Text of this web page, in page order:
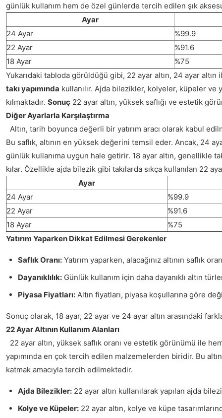
günlük kullanım hem de özel günlerde tercih edilen şık
Ayar
24 Ayar
%99.9
22 Ayar
%91.6
18 Ayar
%75
Yukarıdaki tabloda görüldüğü gibi, 22 ayar altın, 24 ayar altın
takı yapımında kullanılır. Ajda bilezikler, kolyeler, küpeler ve
kılmaktadır. Sonuç 22 ayar altın, yüksek saflığı ve estetik
Diğer Ayarlarla Karşılaştırma
Altın, tarih boyunca değerli bir yatırım aracı olarak kabul
Bu saflık, altının en yüksek değerini temsil eder. Ancak, 24
günlük kullanıma uygun hale getirir. 18 ayar altın, genellikle
kılar. Özellikle ajda bilezik gibi takılarda sıkça kullanılan 22
Ayar
24 Ayar
%99.9
22 Ayar
%91.6
18 Ayar
%75
Yatırım Yaparken Dikkat Edilmesi Gerekenler
Saflık Oranı: Yatırım yaparken, alacağınız altının saflık
Dayanıklılık: Günlük kullanım için daha dayanıklı altın
Piyasa Fiyatları: Altın fiyatları, piyasa koşullarına göre
Sonuç olarak, 18 ayar, 22 ayar ve 24 ayar altın arasındaki
22 Ayar Altının Kullanım Alanları
22 ayar altın, yüksek saflık oranı ve estetik görünümü ile
yapımında en çok tercih edilen malzemelerden biridir. Bu
katmak amacıyla tercih edilmektedir.
Ajda Bilezikler: 22 ayar altın kullanılarak yapılan ajda
Kolye ve Küpeler: 22 ayar altın, kolye ve küpe